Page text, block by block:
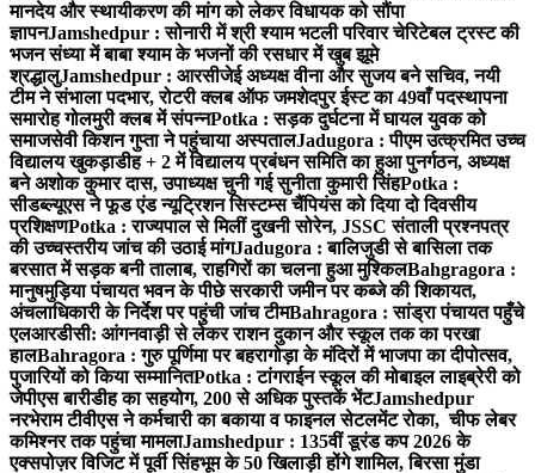
मानदेय और स्थायीकरण की मांग को लेकर विधायक को सौंपा
ज्ञापनJamshedpur : सोनारी में श्री श्याम भटली परिवार चेरिटेबल ट्रस्ट की
भजन संध्या में बाबा श्याम के भजनों की रसधार में खुब झूमे
श्रद्धालुJamshedpur : आरसीजेई अध्यक्ष वीना और सुजय बने सचिव, नयी
टीम ने संभाला पदभार, रोटरी क्लब ऑफ जमशेदपुर ईस्ट का 49वाँ पदस्थापना
समारोह गोलमुरी क्लब में संपन्नPotka : सड़क दुर्घटना में घायल युवक को
समाजसेवी किशन गुप्ता ने पहुंचाया अस्पतालJadugora : पीएम उत्क्रमित उच्च
विद्यालय खुकड़ाडीह + 2 में विद्यालय प्रबंधन समिति का हुआ पुनर्गठन, अध्यक्ष
बने अशोक कुमार दास, उपाध्यक्ष चुनी गई सुनीता कुमारी सिंहPotka :
सीडब्ल्यूएस ने फूड एंड न्यूट्रिशन सिस्टम्स चैंपियंस को दिया दो दिवसीय
प्रशिक्षणPotka : राज्यपाल से मिलीं दुखनी सोरेन, JSSC संताली प्रश्नपत्र
की उच्चस्तरीय जांच की उठाई मांगJadugora : बालिजुडी से बासिला तक
बरसात में सड़क बनी तालाब, राहगिरों का चलना हुआ मुश्किलBahgragora :
मानुषमुड़िया पंचायत भवन के पीछे सरकारी जमीन पर कब्जे की शिकायत,
अंचलाधिकारी के निर्देश पर पहुंची जांच टीमBahragora : सांड्रा पंचायत पहुँचे
एलआरडीसी: आंगनवाड़ी से लेकर राशन दुकान और स्कूल तक का परखा
हालBahragora : गुरु पूर्णिमा पर बहरागोड़ा के मंदिरों में भाजपा का दीपोत्सव,
पुजारियों को किया सम्मानितPotka : टांगराईन स्कूल की मोबाइल लाइब्रेरी को
जेपीएस बारीडीह का सहयोग, 200 से अधिक पुस्तकें भेंटJamshedpur
नरभेराम टीवीएस ने कर्मचारी का बकाया व फाइनल सेटलमेंट रोका, चीफ लेबर
कमिश्नर तक पहुंचा मामलाJamshedpur : 135वीं डूरंड कप 2026 के
एक्सपोज़र विजिट में पूर्वी सिंहभूम के 50 खिलाड़ी होंगे शामिल, बिरसा मुंडा